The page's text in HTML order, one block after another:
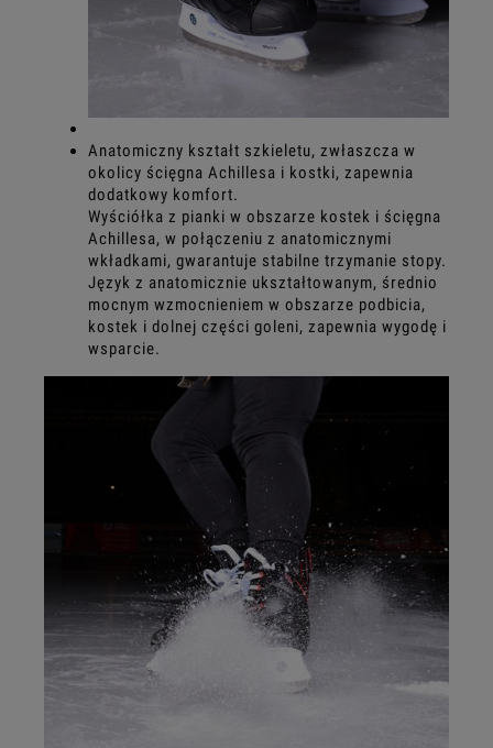
Anatomiczny kształt szkieletu, zwłaszcza w
okolicy ścięgna Achillesa i kostki, zapewnia
dodatkowy komfort.
Wyściółka z pianki w obszarze kostek i ścięgna
Achillesa, w połączeniu z anatomicznymi
wkładkami, gwarantuje stabilne trzymanie stopy.
Język z anatomicznie ukształtowanym, średnio
mocnym wzmocnieniem w obszarze podbicia,
kostek i dolnej części goleni, zapewnia wygodę i
wsparcie.